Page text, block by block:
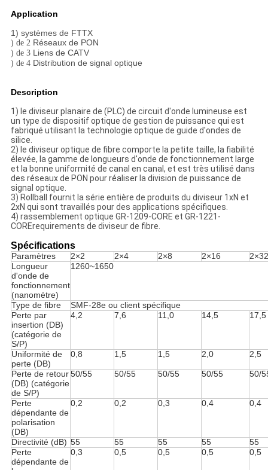
Application
1) systèmes de FTTX
) de 2 Réseaux de PON
) de 3 Liens de CATV
) de 4 Distribution de signal optique
Description
1) le diviseur planaire de (PLC) de circuit d'onde lumineuse est
un type de dispositif optique de gestion de puissance qui est
fabriqué utilisant la technologie optique de guide d'ondes de
silice.
2) le diviseur optique de fibre comporte la petite taille, la fiabilité
élevée, la gamme de longueurs d'onde de fonctionnement large
et la bonne uniformité de canal en canal, et est très utilisé dans
des réseaux de PON pour réaliser la division de puissance de
signal optique.
3) Rollball fournit la série entière de produits du diviseur 1xN et
2xN qui sont travaillés pour des applications spécifiques.
4) rassemblement optique GR-1209-CORE et GR-1221-
CORErequirements de diviseur de fibre.
Spécifications
Paramètres 2×2 2×4 2×8 2×16
2×32
Longueur
d'onde de
fonctionnement
(nanomètre)
1260~1650
Type de fibre
SMF-28e ou client spécifique
Perte par
insertion (DB)
(catégorie de
S/P)
4,2 7,6 11,0 14,5 17,5
Uniformité de
perte (DB)
0,8 1,5 1,5 2,0 2,5
Perte de retour
(DB) (catégorie
de S/P)
50/55 50/55 50/55 50/55 50/
Perte
dépendante de
polarisation
(DB)
0,2 0,2 0,3 0,4 0,4
Directivité (dB) 55 55 55 55
55
Perte
dépendante de
0,3 0,5 0,5 0,5 0,5